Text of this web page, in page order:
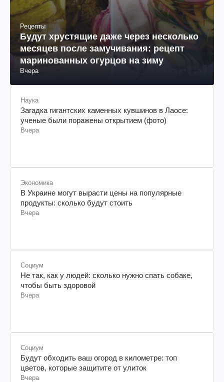
Рецепты
Будут хрустящие даже через несколько
месяцев после замучивания: рецепт
маринованных огурцов на зиму
Вчера
Наука
Загадка гигантских каменных кувшинов в Лаосе:
ученые были поражены открытием (фото)
Вчера
Экономика
В Украине могут вырасти цены на популярные
продукты: сколько будут стоить
Вчера
Социум
Не так, как у людей: сколько нужно спать собаке,
чтобы быть здоровой
Вчера
Социум
Будут обходить ваш огород в километре: топ
цветов, которые защитите от улиток
Вчера